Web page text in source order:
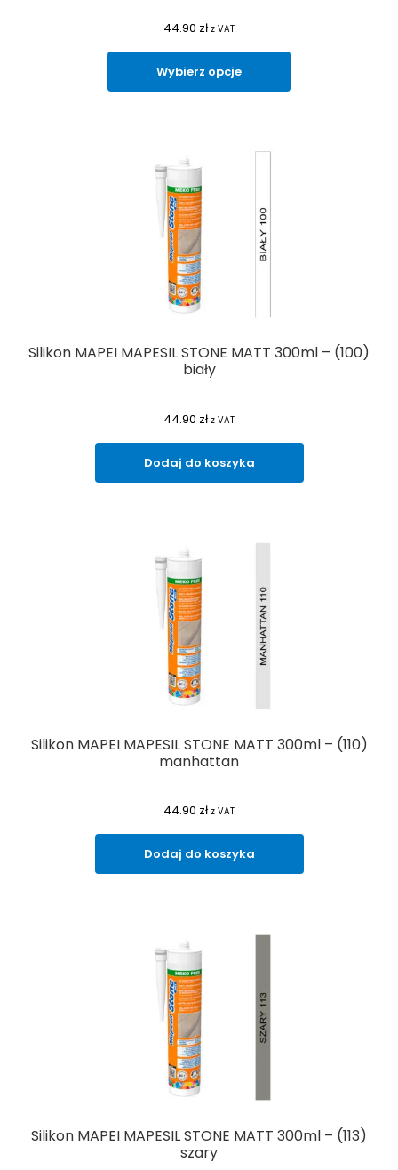
44.90 zł z VAT
Wybierz opcje
Silikon MAPEI MAPESIL STONE MATT 300ml – (100)
biały
44.90 zł z VAT
Dodaj do koszyka
Silikon MAPEI MAPESIL STONE MATT 300ml – (110)
manhattan
44.90 zł z VAT
Dodaj do koszyka
Silikon MAPEI MAPESIL STONE MATT 300ml – (113)
szary